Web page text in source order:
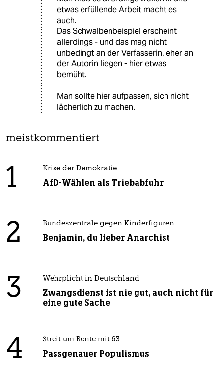
etwas erfüllende Arbeit macht es
auch.
Das Schwalbenbeispiel erscheint
allerdings - und das mag nicht
unbedingt an der Verfasserin, eher an
der Autorin liegen - hier etwas
bemüht.
Man sollte hier aufpassen, sich nicht
lächerlich zu machen.
meistkommentiert
1 Krise der Demokratie
AfD-Wählen als Triebabfuhr
2 Bundeszentrale gegen Kinderfiguren
Benjamin, du lieber Anarchist
3 Wehrplicht in Deutschland
Zwangsdienst ist nie gut, auch nicht für
eine gute Sache
4 Streit um Rente mit 63
Passgenauer Populismus